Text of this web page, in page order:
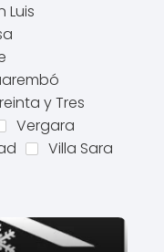
Luis
y Tres
Vergara
Villa Sara